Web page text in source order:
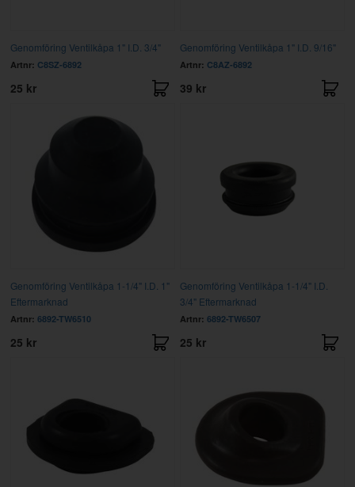
Genomföring Ventilkåpa 1" I.D. 3/4"
Artnr: C8SZ-6892
25 kr
Genomföring Ventilkåpa 1" I.D. 9/16"
Artnr: C8AZ-6892
39 kr
Genomföring Ventilkåpa 1-1/4" I.D. 1"
Eftermarknad
Artnr: 6892-TW6510
25 kr
Genomföring Ventilkåpa 1-1/4" I.D.
3/4" Eftermarknad
Artnr: 6892-TW6507
25 kr